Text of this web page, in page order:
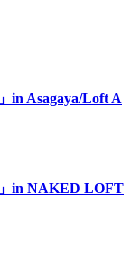
in Asagaya/Loft A
in NAKED LOFT